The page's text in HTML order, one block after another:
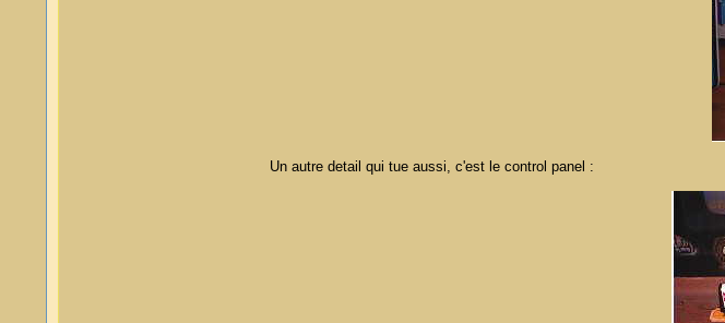
Un autre detail qui tue aussi, c'est le control panel :